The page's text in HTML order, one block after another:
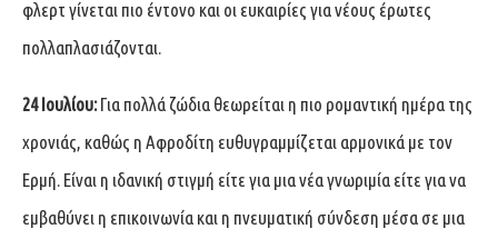
φλερτ γίνεται πιο έντονο και οι ευκαιρίες για νέους έρωτες
πολλαπλασιάζονται.
24 Ιουλίου:Για πολλά ζώδια θεωρείται η πιο ρομαντική ημέρα της
χρονιάς, καθώς η Αφροδίτη ευθυγραμμίζεται αρμονικά με τον
Ερμή. Είναι η ιδανική στιγμή είτε για μια νέα γνωριμία είτε για να
εμβαθύνει η επικοινωνία και η πνευματική σύνδεση μέσα σε μια